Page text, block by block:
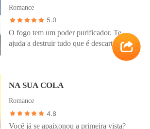
Romance
5.0
O fogo tem um poder purificador. Te
ajuda a destruir tudo que é descartável,
ruim e que não irá nos acrescentar em
minha vida começou a desmoronar.
Porém, o futuro reserva grandes surpresas
marcado pela dor! Uma vingança em
NA SUA COLA
Romance
4.8
Você já se apaixonou a primeira vista?